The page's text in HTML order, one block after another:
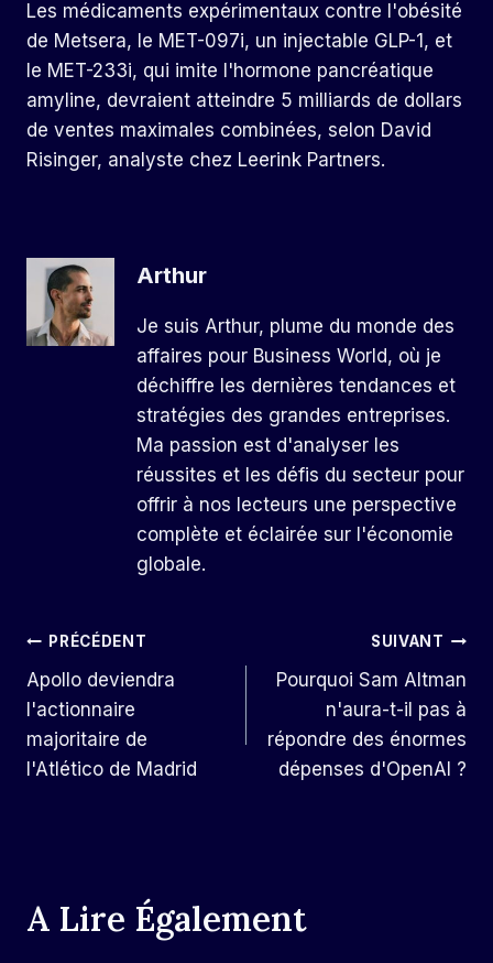
Les médicaments expérimentaux contre l'obésité
de Metsera, le MET-097i, un injectable GLP-1, et
le MET-233i, qui imite l'hormone pancréatique
amyline, devraient atteindre 5 milliards de dollars
de ventes maximales combinées, selon David
Risinger, analyste chez Leerink Partners.
Arthur
Je suis Arthur, plume du monde des
affaires pour Business World, où je
déchiffre les dernières tendances et
stratégies des grandes entreprises.
Ma passion est d'analyser les
réussites et les défis du secteur pour
offrir à nos lecteurs une perspective
complète et éclairée sur l'économie
globale.
Navigation
De
L’article
PRÉCÉDENT
Apollo deviendra
l'actionnaire
majoritaire de
l'Atlético de Madrid
SUIVANT
Pourquoi Sam Altman
n'aura-t-il pas à
répondre des énormes
dépenses d'OpenAI ?
A Lire Également